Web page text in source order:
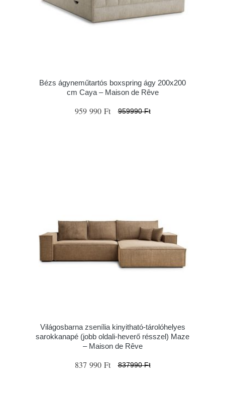
Bézs ágyneműtartós boxspring ágy 200x200
cm Caya – Maison de Rêve
959 990 Ft 959990 Ft
Világosbarna zsenília kinyitható-tárolóhelyes
sarokkanapé (jobb oldali-heverő résszel) Maze
– Maison de Rêve
837 990 Ft 837990 Ft